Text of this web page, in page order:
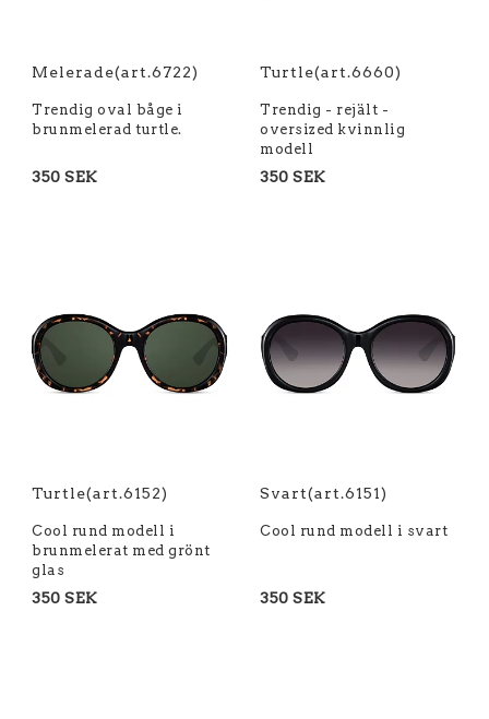
Melerade(art.6722)
Trendig oval båge i
brunmelerad turtle.
350 SEK
Turtle(art.6660)
Trendig - rejält -
oversized kvinnlig
modell
350 SEK
Turtle(art.6152)
Cool rund modell i
brunmelerat med grönt
glas
350 SEK
Svart(art.6151)
Cool rund modell i svart
350 SEK